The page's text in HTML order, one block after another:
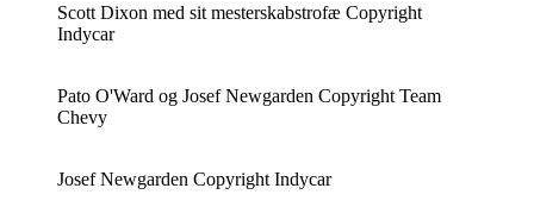
Scott Dixon med sit mesterskabstrofæ Copyright
Indycar
Pato O'Ward og Josef Newgarden Copyright Team
Chevy
Josef Newgarden Copyright Indycar